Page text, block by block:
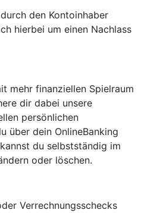
den Kontoinhaber
hierbei um einen Nachlass
mehr finanziellen Spielraum
dir dabei unsere
persönlichen
über dein OnlineBanking
du selbstständig im
oder löschen.
Verrechnungsschecks